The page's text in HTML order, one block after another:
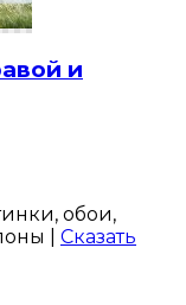
и
обои,
| Сказать